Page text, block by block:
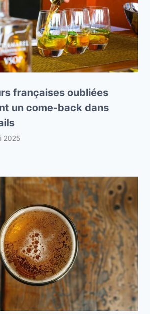
françaises oubliées
un come-back dans
2025